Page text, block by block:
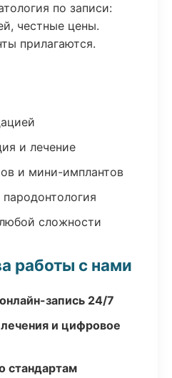
по записи:
честные цены.
прилагаются.
и лечение
и мини-имплантов
сложности
работы с нами
запись 24/7
и цифровое
стандартам